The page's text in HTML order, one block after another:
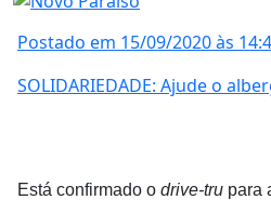
Postado em 15/09/2020 às
SOLIDARIEDADE: Ajude o
Está confirmado o drive-tru para